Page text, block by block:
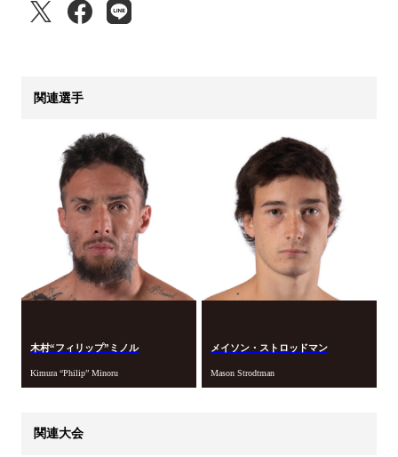
関連選手
木村“フィリップ”ミノル
Kimura “Philip” Minoru
メイソン・ストロッドマン
Mason Strodtman
関連大会